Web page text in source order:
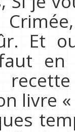
Et
en
livre